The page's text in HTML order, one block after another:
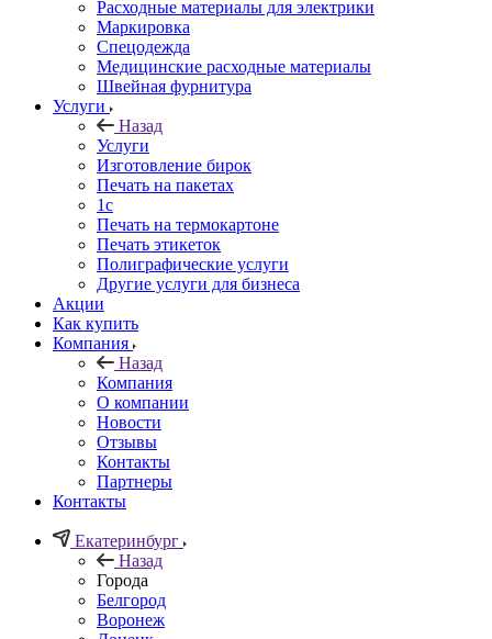
Расходные материалы для электрики
Маркировка
Спецодежда
Медицинские расходные материалы
Швейная фурнитура
Услуги
Назад
Услуги
Изготовление бирок
Печать на пакетах
1c
Печать на термокартоне
Печать этикеток
Полиграфические услуги
Другие услуги для бизнеса
Акции
Как купить
Компания
Назад
Компания
О компании
Новости
Отзывы
Контакты
Партнеры
Контакты
Екатеринбург
Назад
Города
Белгород
Воронеж